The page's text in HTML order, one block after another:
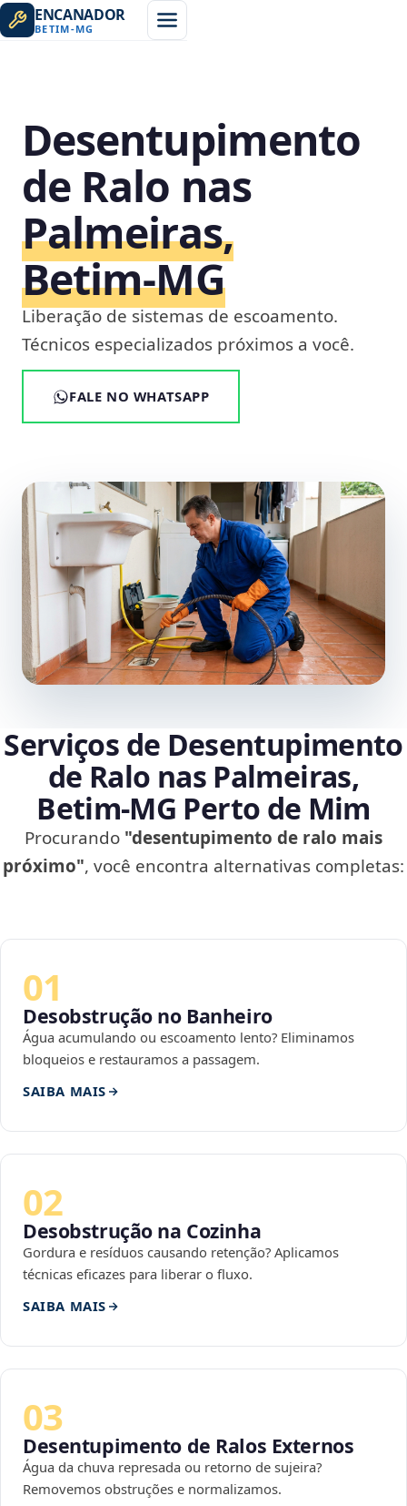
ENCANADOR
BETIM-MG
Desentupimento
de Ralo nas
Palmeiras,
Betim‑MG
Liberação de sistemas de escoamento.
Técnicos especializados próximos a você.
FALE NO WHATSAPP
Serviços de Desentupimento
de Ralo nas Palmeiras,
Betim‑MG Perto de Mim
Procurando "desentupimento de ralo mais
próximo", você encontra alternativas completas:
01
Desobstrução no Banheiro
Água acumulando ou escoamento lento? Eliminamos
bloqueios e restauramos a passagem.
SAIBA MAIS
02
Desobstrução na Cozinha
Gordura e resíduos causando retenção? Aplicamos
técnicas eficazes para liberar o fluxo.
SAIBA MAIS
03
Desentupimento de Ralos Externos
Água da chuva represada ou retorno de sujeira?
Removemos obstruções e normalizamos.